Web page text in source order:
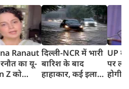
Ranaut
का यू-
Z को
दिल्ली-NCR में भारी
बारिश के बाद
हाहाकार, कई इलाकों
UP के
पर
होगी